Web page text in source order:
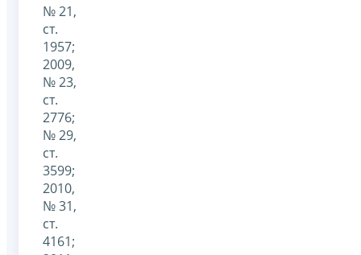
№ 21,
ст.
1957;
2009,
№ 23,
ст.
2776;
№ 29,
ст.
3599;
2010,
№ 31,
ст.
4161;